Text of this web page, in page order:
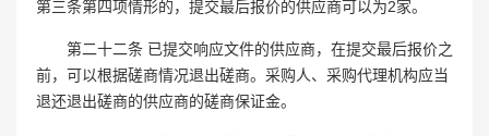
第三条第四项情形的，提交最后报价的供应商可以为2家。
第二十二条 已提交响应文件的供应商，在提交最后报价之
前，可以根据磋商情况退出磋商。采购人、采购代理机构应当
退还退出磋商的供应商的磋商保证金。